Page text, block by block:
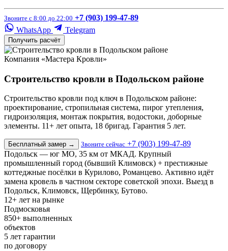
Звоните с 8:00 до 22:00 +7 (903) 199-47-89
WhatsApp
Telegram
Получить расчёт
Компания «Мастера Кровли»
Строительство кровли в Подольском районе
Строительство кровли под ключ в Подольском районе:
проектирование, стропильная система, пирог утепления,
гидроизоляция, монтаж покрытия, водостоки, доборные
элементы. 11+ лет опыта, 18 бригад. Гарантия 5 лет.
Бесплатный замер → Звоните сейчас +7 (903) 199-47-89
Подольск — юг МО, 35 км от МКАД. Крупный
промышленный город (бывший Климовск) + престижные
коттеджные посёлки в Курилово, Романцево. Активно идёт
замена кровель в частном секторе советской эпохи. Выезд в
Подольск, Климовск, Щербинку, Бутово.
12+ лет на рынке
Подмосковья
850+ выполненных
объектов
5 лет гарантии
по договору